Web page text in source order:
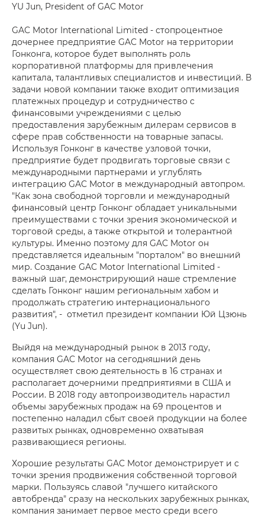
YU Jun, President of GAC Motor
GAC Motor International Limited - стопроцентное
дочернее предприятие GAC Motor на территории
Гонконга, которое будет выполнять роль
корпоративной платформы для привлечения
капитала, талантливых специалистов и инвестиций. В
задачи новой компании также входит оптимизация
платежных процедур и сотрудничество с
финансовыми учреждениями с целью
предоставления зарубежным дилерам сервисов в
сфере прав собственности на товарные запасы.
Используя Гонконг в качестве узловой точки,
предприятие будет продвигать торговые связи с
международными партнерами и углублять
интеграцию GAC Motor в международный автопром.
"Как зона свободной торговли и международный
финансовый центр Гонконг обладает уникальными
преимуществами с точки зрения экономической и
торговой среды, а также открытой и толерантной
культуры. Именно поэтому для GAC Motor он
представляется идеальным "порталом" во внешний
мир. Создание GAC Motor International Limited -
важный шаг, демонстрирующий наше стремление
сделать Гонконг нашим региональным хабом и
продолжать стратегию интернационального
развития", - отметил президент компании Юй Цзюнь
(Yu Jun).
Выйдя на международный рынок в 2013 году,
компания GAC Motor на сегодняшний день
осуществляет свою деятельность в 16 странах и
располагает дочерними предприятиями в США и
России. В 2018 году автопроизводитель нарастил
объемы зарубежных продаж на 69 процентов и
постепенно наладил сбыт своей продукции на более
развитых рынках, одновременно охватывая
развивающиеся регионы.
Хорошие результаты GAC Motor демонстрирует и с
точки зрения продвижения собственной торговой
марки. Пользуясь славой "лучшего китайского
автобренда" сразу на нескольких зарубежных рынках,
компания занимает первое место среди всего